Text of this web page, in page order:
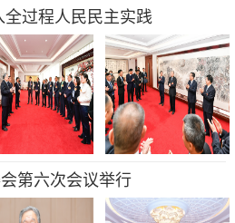
过程人民民主实践
第六次会议举行